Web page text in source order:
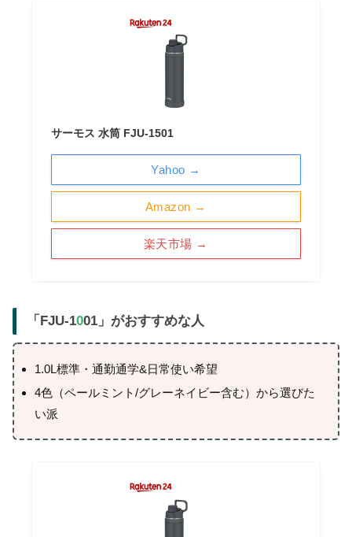
サーモス 水筒 FJU-1501
Amazon →
楽天市場 →
Yahoo →
「FJU-1001」がおすすめな人
1.0L標準・通勤通学&日常使い希望
4色（ペールミント/グレーネイビー含む）から選びた
い派